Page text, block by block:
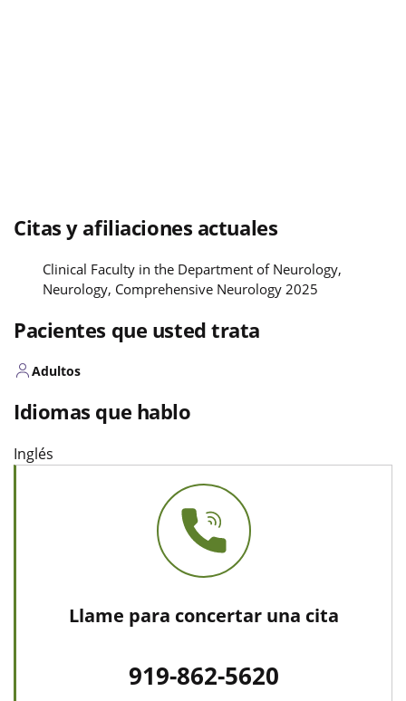
Citas y afiliaciones actuales
Clinical Faculty in the Department of Neurology,
Neurology, Comprehensive Neurology 2025
Pacientes que usted trata
Adultos
Idiomas que hablo
Inglés
Llame para concertar una cita
919-862-5620